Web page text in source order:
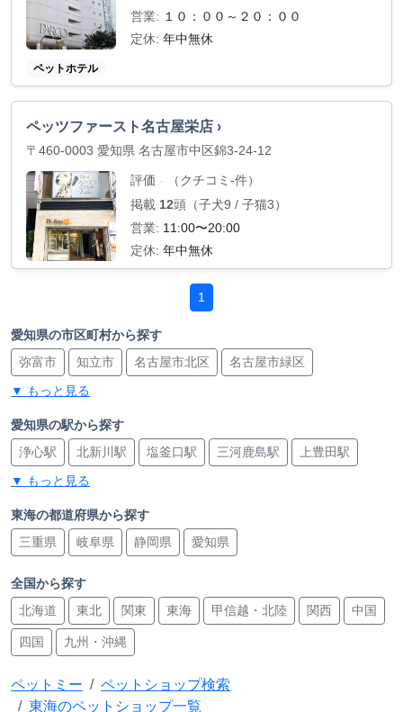
営業: １０：００～２０：００
定休: 年中無休
ペットホテル
ペッツファースト名古屋栄店 ›
〒460-0003 愛知県 名古屋市中区錦3-24-12
評価 -
（クチコミ-件）
掲載 12頭（子犬9 / 子猫3）
営業: 11:00〜20:00
定休: 年中無休
1
愛知県の市区町村から探す
弥富市
知立市 名古屋市北区 名古屋市緑区
愛知郡東郷町
尾張旭市 日進市
あま市 蒲郡市 名古屋市昭和区 津島市 名古屋市東区
安城市 春日井市
東海市 名古屋市港区
長久手市 碧南市 半田市 名古屋市中区
名古屋市守山区
名古屋市瑞穂区 豊田市 名古屋市中川区 大府市
みよし市 稲沢市
▼ もっと見る
愛知県の駅から探す
浄心駅
北新川駅 塩釜口駅 三河鹿島駅 上豊田駅
新川町駅 西一宮駅
星ヶ丘駅 八田駅 浅間町駅
荒子川公園駅 金山駅 左京山駅
刈谷市駅
名古屋駅 ナゴヤドーム前矢田駅 名古屋港駅 堀田駅
中島駅 乙川駅
高蔵寺駅 りんくう常滑駅 上挙母駅
▼ もっと見る
東海の都道府県から探す
三重県
岐阜県 静岡県 愛知県
全国から探す
北海道
東北 関東 東海 甲信越・北陸 関西 中国
四国 九州・沖縄
ペットミー
ペットショップ検索
東海のペットショップ一覧